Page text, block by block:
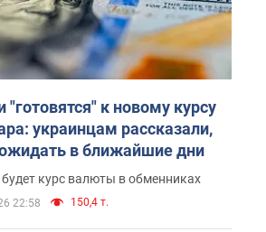
"готовятся" к новому курсу
украинцам рассказали,
в ближайшие дни
курс валюты в обменниках
22:58 150,4 т.